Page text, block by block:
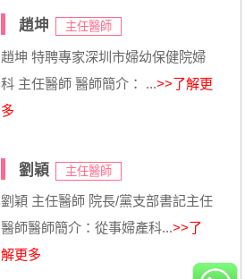
趙坤 主任醫師
趙坤 特聘專家深圳市婦幼保健院婦
科 主任醫師 醫師簡介： ...>>了解更
多
劉穎 主任醫師
劉穎 主任醫師 院長/黨支部書記主任
醫師醫師簡介：從事婦產科...>>了
解更多